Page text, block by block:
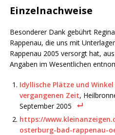
Einzelnachweise
Besonderer Dank gebührt
Rappenau, die uns mit
Rappenau 2005 versorgt hat,
Angaben im Wesentlichen
Idyllische Plätze und
vergangenen Zeit,
September 2005
https://
osterburg-bad-rappenau-